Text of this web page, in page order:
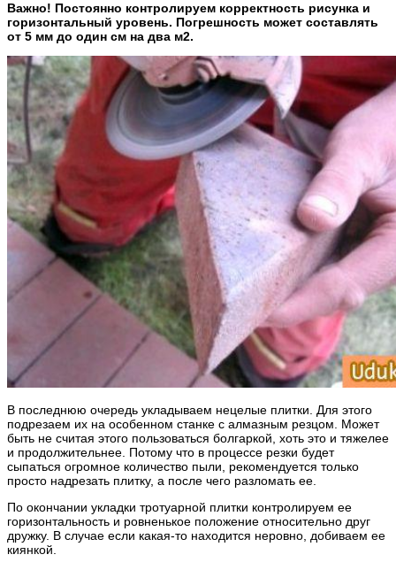
Важно! Постоянно контролируем корректность рисунка и
горизонтальный уровень. Погрешность может составлять
от 5 мм до один см на два м2.
В последнюю очередь укладываем нецелые плитки. Для этого
подрезаем их на особенном станке с алмазным резцом. Может
быть не считая этого пользоваться болгаркой, хоть это и тяжелее
и продолжительнее. Потому что в процессе резки будет
сыпаться огромное количество пыли, рекомендуется только
просто надрезать плитку, а после чего разломать ее.
По окончании укладки тротуарной плитки контролируем ее
горизонтальность и ровненькое положение относительно друг
дружку. В случае если какая-то находится неровно, добиваем ее
киянкой.